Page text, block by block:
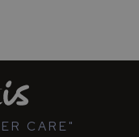
CARE"